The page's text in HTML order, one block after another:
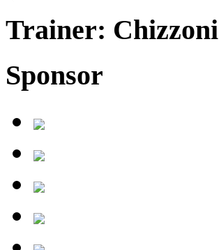
Trainer: Chizzoni
Sponsor